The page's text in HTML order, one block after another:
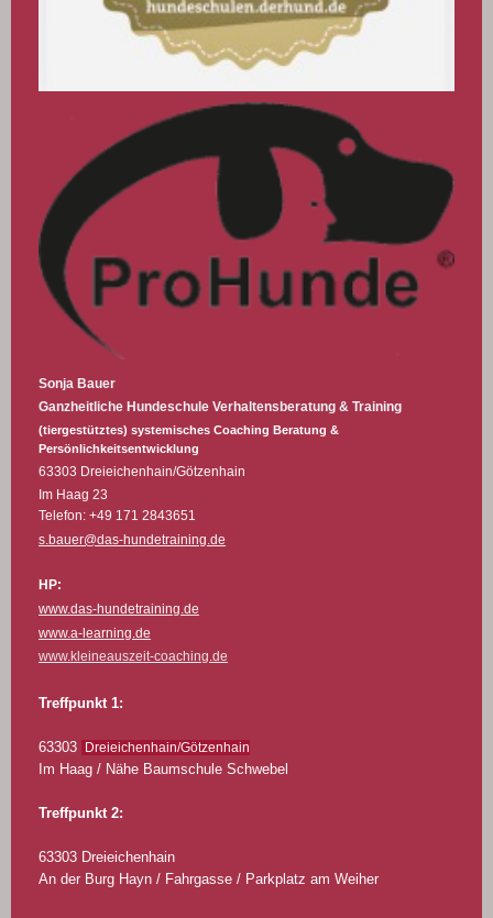
Sonja Bauer
Ganzheitliche Hundeschule Verhaltensberatung & Training
(tiergestütztes) systemisches Coaching Beratung &
Persönlichkeitsentwicklung
63303 Dreieichenhain/Götzenhain
Im Haag 23
Telefon: +49 171 2843651
s.bauer@das-hundetraining.de
HP:
www.das-hundetraining.de
www.a-learning.de
www.kleineauszeit-coaching.de
Treffpunkt 1:
63303 Dreieichenhain/Götzenhain
Im Haag / Nähe Baumschule Schwebel
Treffpunkt 2:
63303 Dreieichenhain
An der Burg Hayn / Fahrgasse / Parkplatz am Weiher